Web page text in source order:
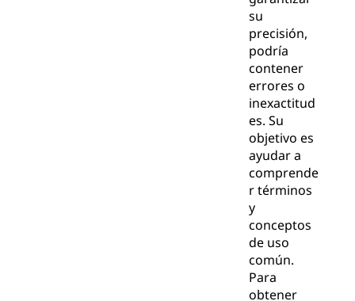
su
precisión,
podría
contener
errores o
inexactitud
es. Su
objetivo es
ayudar a
comprende
r términos
y
conceptos
de uso
común.
Para
obtener